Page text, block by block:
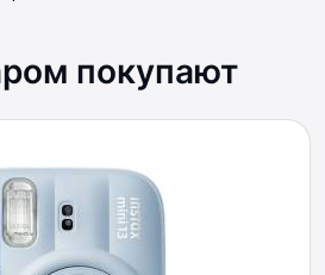
покупают